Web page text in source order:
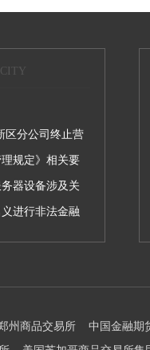
区分公司终止营
规定》相关要
器设备涉及关
进行非法金融
州商品交易所 中国金融期